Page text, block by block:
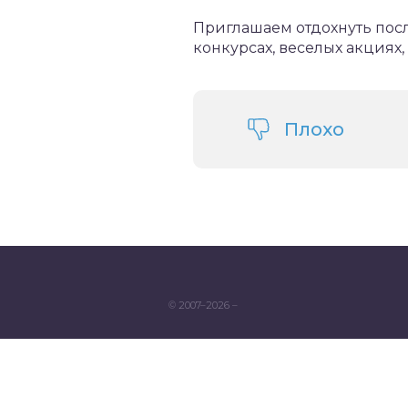
Приглашаем отдохнуть
конкурсах, веселых
Плохо
© 2007–2026 –